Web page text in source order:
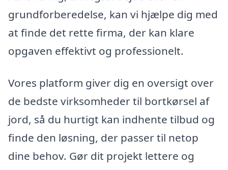
grundforberedelse, kan vi hjælpe dig med
at finde det rette firma, der kan klare
opgaven effektivt og professionelt.
Vores platform giver dig en oversigt over
de bedste virksomheder til bortkørsel af
jord, så du hurtigt kan indhente tilbud og
finde den løsning, der passer til netop
dine behov. Gør dit projekt lettere og